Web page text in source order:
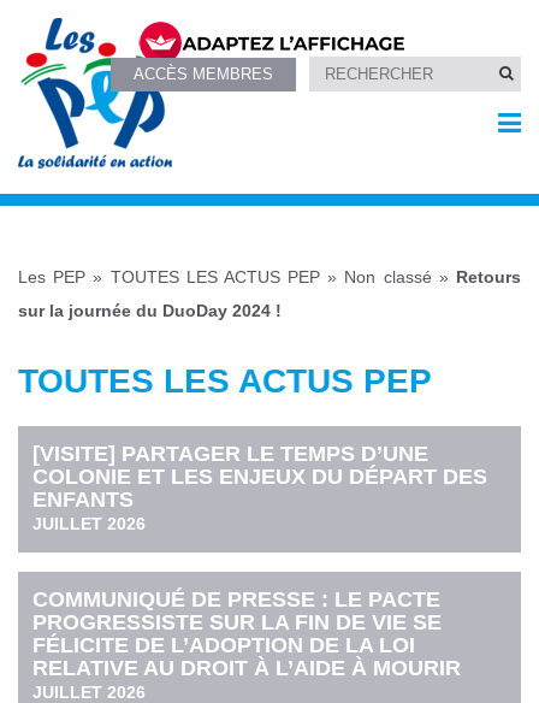
ACCÈS MEMBRES
Les PEP » TOUTES LES ACTUS PEP » Non classé » Retours
sur la journée du DuoDay 2024 !
TOUTES LES ACTUS PEP
[VISITE] PARTAGER LE TEMPS D’UNE
COLONIE ET LES ENJEUX DU DÉPART DES
ENFANTS
JUILLET 2026
COMMUNIQUÉ DE PRESSE : LE PACTE
PROGRESSISTE SUR LA FIN DE VIE SE
FÉLICITE DE L’ADOPTION DE LA LOI
RELATIVE AU DROIT À L’AIDE À MOURIR
JUILLET 2026